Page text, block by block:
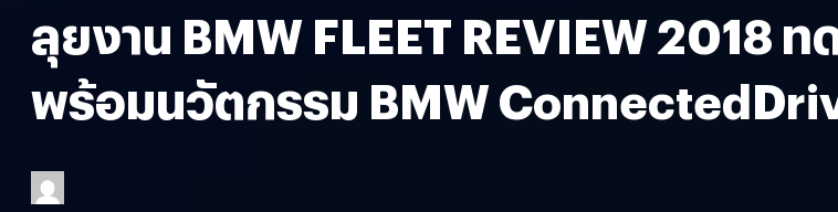
ลุยงาน BMW FLEET REVIEW 2018
พร้อมนวัตกรรม BMW